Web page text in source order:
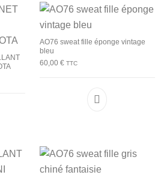
a plusieurs variations. Les options
AO76 sweat fille éponge vintage
bleu
60,00 € TTC
Ce produit a